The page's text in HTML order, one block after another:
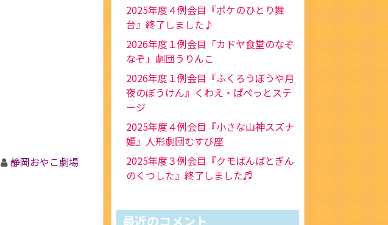
静岡おやこ劇場
2025年度４例会目『ポケのひとり舞
台』終了しました♪
2026年度１例会目「カドヤ食堂のなぞ
なぞ」劇団うりんこ
2026年度１例会目『ふくろうぼうや月
夜のぼうけん』くわえ・ぱぺっとステ
ージ
2025年度４例会目『小さな山神スズナ
姫』人形劇団むすび座
2025年度３例会目『クモばんばとぎん
のくつした』終了しました♬
最近のコメント